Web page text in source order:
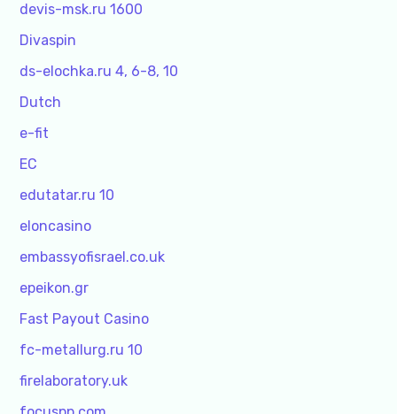
devis-msk.ru 1600
Divaspin
ds-elochka.ru 4, 6-8, 10
Dutch
e-fit
EC
edutatar.ru 10
eloncasino
embassyofisrael.co.uk
epeikon.gr
Fast Payout Casino
fc-metallurg.ru 10
firelaboratory.uk